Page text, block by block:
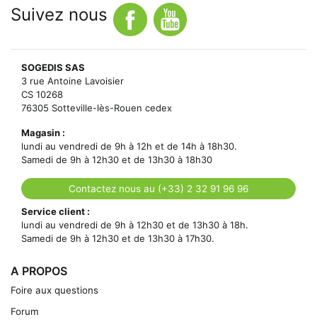
Suivez nous
SOGEDIS SAS
3 rue Antoine Lavoisier
CS 10268
76305 Sotteville-lès-Rouen cedex
Magasin :
lundi au vendredi de 9h à 12h et de 14h à 18h30.
Samedi de 9h à 12h30 et de 13h30 à 18h30
Contactez nous au (+33) 2 32 91 96 96
Service client :
lundi au vendredi de 9h à 12h30 et de 13h30 à 18h.
Samedi de 9h à 12h30 et de 13h30 à 17h30.
A PROPOS
Foire aux questions
Forum